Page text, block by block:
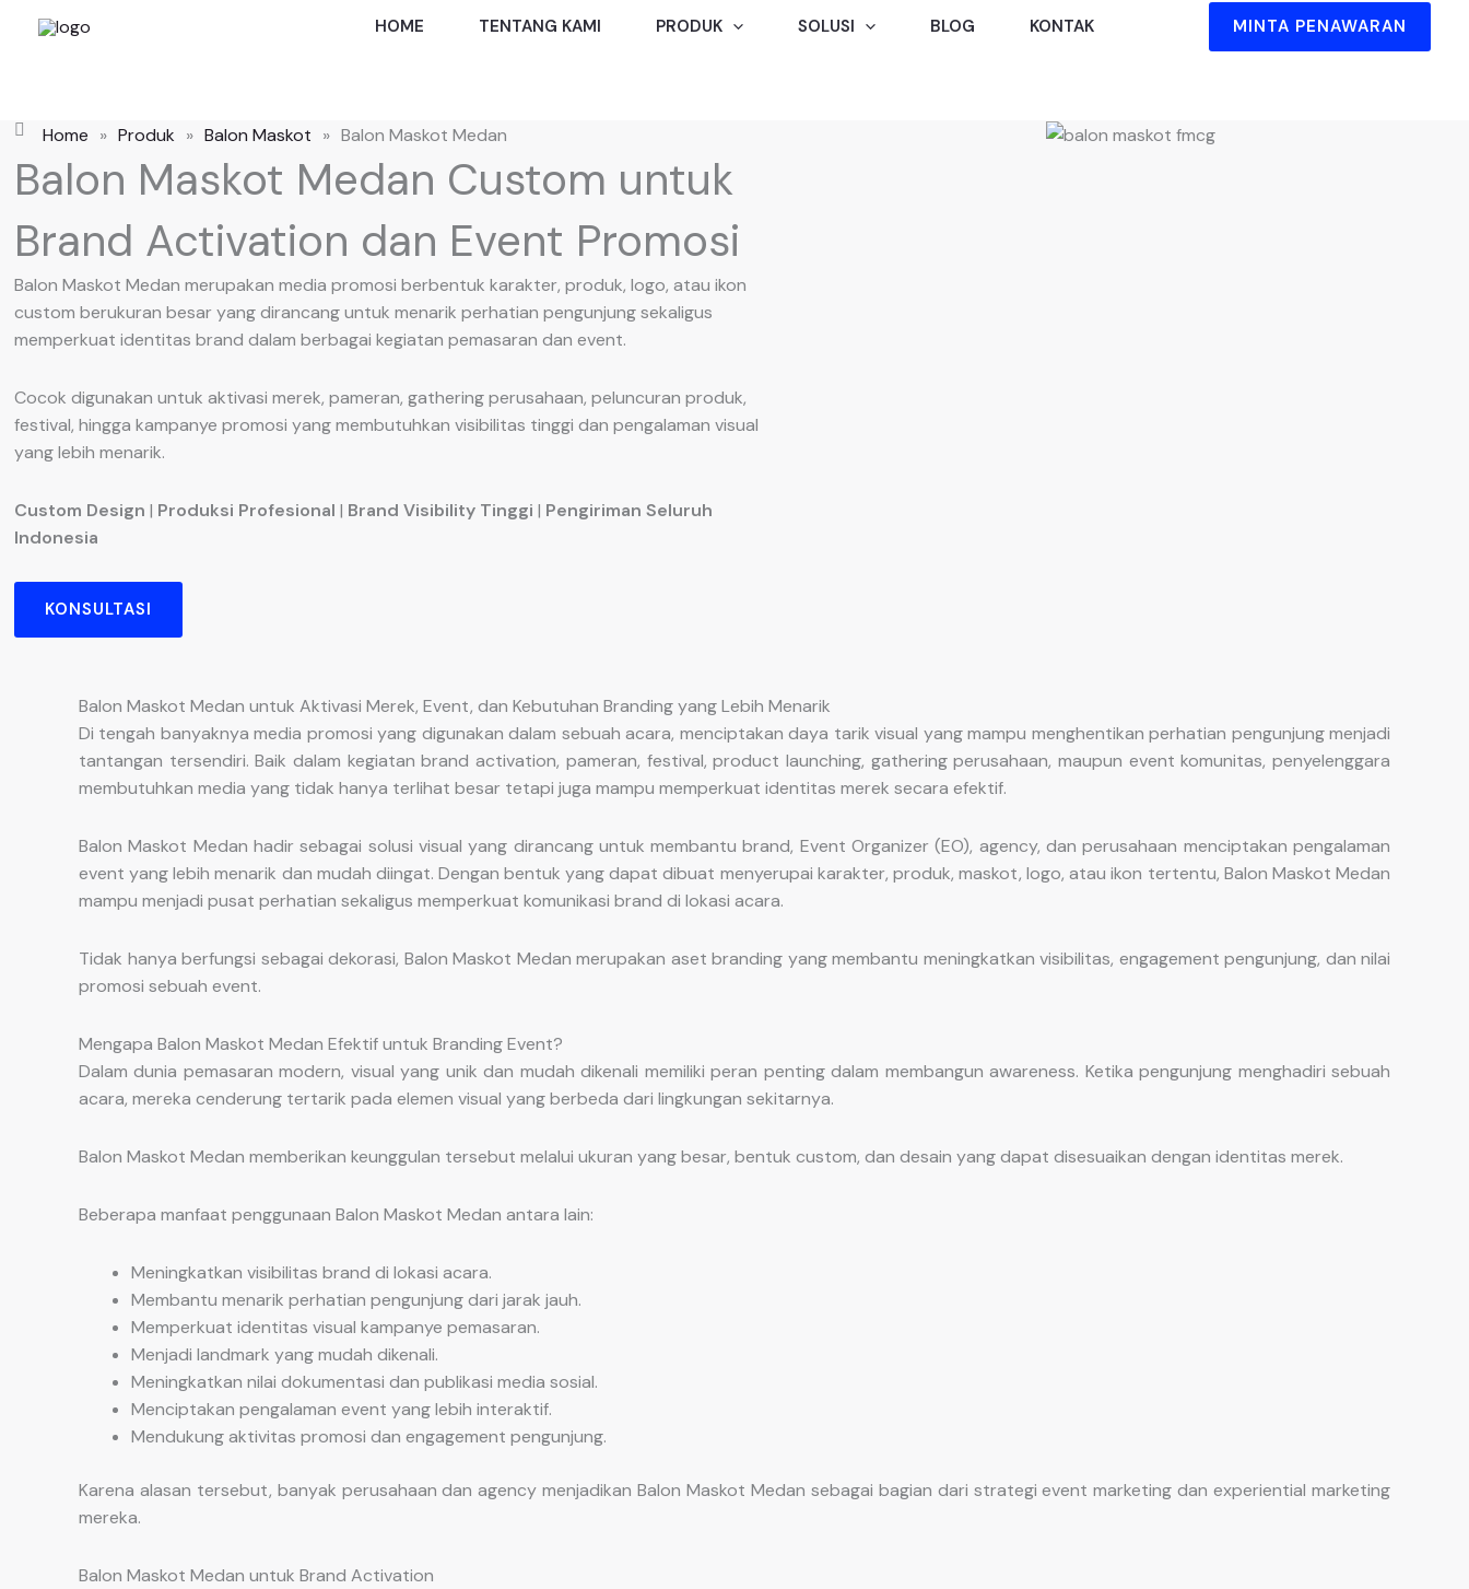
HOME TENTANG KAMI PRODUK SOLUSI BLOG KONTAK MINTA PENAWARAN
Home » Produk » Balon Maskot » Balon Maskot Medan
Balon Maskot Medan Custom untuk
Brand Activation dan Event Promosi
Balon Maskot Medan merupakan media promosi berbentuk karakter, produk, logo, atau ikon
custom berukuran besar yang dirancang untuk menarik perhatian pengunjung sekaligus
memperkuat identitas brand dalam berbagai kegiatan pemasaran dan event.
Cocok digunakan untuk aktivasi merek, pameran, gathering perusahaan, peluncuran produk,
festival, hingga kampanye promosi yang membutuhkan visibilitas tinggi dan pengalaman visual
yang lebih menarik.
Custom Design | Produksi Profesional | Brand Visibility Tinggi | Pengiriman Seluruh
Indonesia
KONSULTASI
Balon Maskot Medan untuk Aktivasi Merek, Event, dan Kebutuhan Branding yang Lebih Menarik
Di tengah banyaknya media promosi yang digunakan dalam sebuah acara, menciptakan daya tarik visual yang mampu menghentikan perhatian pengunjung menjadi
tantangan tersendiri. Baik dalam kegiatan brand activation, pameran, festival, product launching, gathering perusahaan, maupun event komunitas, penyelenggara
membutuhkan media yang tidak hanya terlihat besar tetapi juga mampu memperkuat identitas merek secara efektif.
Balon Maskot Medan hadir sebagai solusi visual yang dirancang untuk membantu brand, Event Organizer (EO), agency, dan perusahaan menciptakan pengalaman
event yang lebih menarik dan mudah diingat. Dengan bentuk yang dapat dibuat menyerupai karakter, produk, maskot, logo, atau ikon tertentu, Balon Maskot Medan
mampu menjadi pusat perhatian sekaligus memperkuat komunikasi brand di lokasi acara.
Tidak hanya berfungsi sebagai dekorasi, Balon Maskot Medan merupakan aset branding yang membantu meningkatkan visibilitas, engagement pengunjung, dan nilai
promosi sebuah event.
Mengapa Balon Maskot Medan Efektif untuk Branding Event?
Dalam dunia pemasaran modern, visual yang unik dan mudah dikenali memiliki peran penting dalam membangun awareness. Ketika pengunjung menghadiri sebuah
acara, mereka cenderung tertarik pada elemen visual yang berbeda dari lingkungan sekitarnya.
Balon Maskot Medan memberikan keunggulan tersebut melalui ukuran yang besar, bentuk custom, dan desain yang dapat disesuaikan dengan identitas merek.
Beberapa manfaat penggunaan Balon Maskot Medan antara lain:
Meningkatkan visibilitas brand di lokasi acara.
Membantu menarik perhatian pengunjung dari jarak jauh.
Memperkuat identitas visual kampanye pemasaran.
Menjadi landmark yang mudah dikenali.
Meningkatkan nilai dokumentasi dan publikasi media sosial.
Menciptakan pengalaman event yang lebih interaktif.
Mendukung aktivitas promosi dan engagement pengunjung.
Karena alasan tersebut, banyak perusahaan dan agency menjadikan Balon Maskot Medan sebagai bagian dari strategi event marketing dan experiential marketing
mereka.
Balon Maskot Medan untuk Brand Activation